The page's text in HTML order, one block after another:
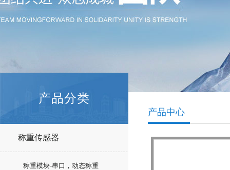
产品分类
称重传感器
称重模块-串口，动态称重
产品中心